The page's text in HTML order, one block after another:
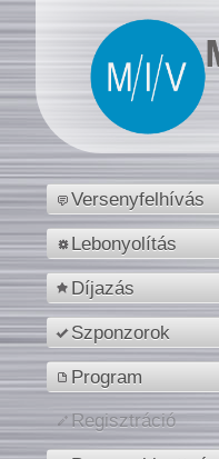
Versenyfelhívás
Lebonyolítás
Díjazás
Szponzorok
Program
Regisztráció